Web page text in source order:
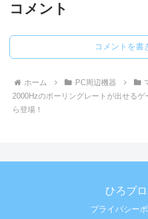
コメント
コメントを書
ホーム PC周辺機器
2000Hzのポーリングレートが出せる
ら登場！
ひろブ
プライバシー